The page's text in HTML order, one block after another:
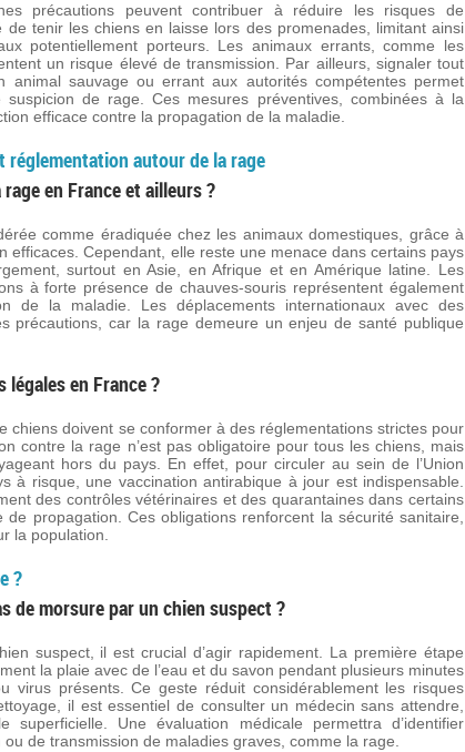
précautions peuvent contribuer à réduire les risques de
de tenir les chiens en laisse lors des promenades, limitant ainsi
potentiellement porteurs. Les animaux errants, comme les
un risque élevé de transmission. Par ailleurs, signaler tout
animal sauvage ou errant aux autorités compétentes permet
suspicion de rage. Ces mesures préventives, combinées à la
efficace contre la propagation de la maladie.
réglementation autour de la rage
en France et ailleurs ?
comme éradiquée chez les animaux domestiques, grâce à
efficaces. Cependant, elle reste une menace dans certains pays
surtout en Asie, en Afrique et en Amérique latine. Les
à forte présence de chauves-souris représentent également
de la maladie. Les déplacements internationaux avec des
précautions, car la rage demeure un enjeu de santé publique
en France ?
chiens doivent se conformer à des réglementations strictes pour
contre la rage n’est pas obligatoire pour tous les chiens, mais
hors du pays. En effet, pour circuler au sein de l’Union
à risque, une vaccination antirabique à jour est indispensable.
des contrôles vétérinaires et des quarantaines dans certains
propagation. Ces obligations renforcent la sécurité sanitaire,
la population.
?
de morsure par un chien suspect ?
suspect, il est crucial d’agir rapidement. La première étape
la plaie avec de l’eau et du savon pendant plusieurs minutes
virus présents. Ce geste réduit considérablement les risques
il est essentiel de consulter un médecin sans attendre,
superficielle. Une évaluation médicale permettra d’identifier
ou de transmission de maladies graves, comme la rage.